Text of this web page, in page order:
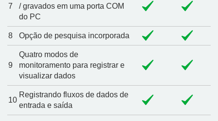
7
/ gravados em uma porta COM
do PC
8 Opção de pesquisa incorporada
9
Quatro modos de
monitoramento para registrar e
visualizar dados
10
Registrando fluxos de dados de
entrada e saída